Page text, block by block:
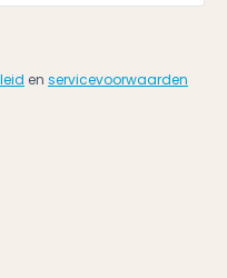
en servicevoorwaarden